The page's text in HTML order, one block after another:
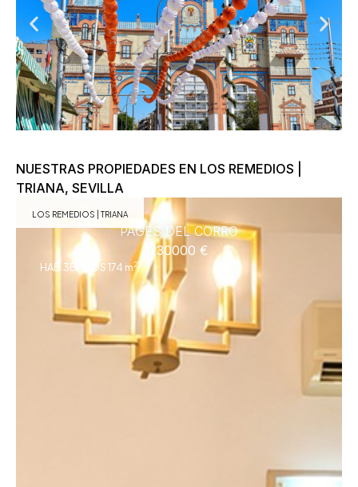
NUESTRAS PROPIEDADES EN LOS REMEDIOS |
TRIANA, SEVILLA
PAGÉS DEL CORRO
230000 €
LOS REMEDIOS | TRIANA
HAB.3BAÑOS 174 m2